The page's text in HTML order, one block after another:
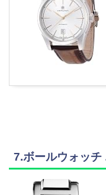
7.ボールウォッチ